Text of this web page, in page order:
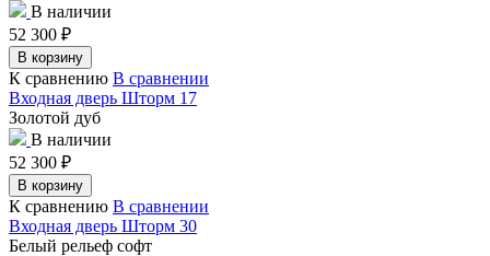
В наличии
52 300 ₽
В корзину
К сравнению В сравнении
Входная дверь Шторм 17
Золотой дуб
В наличии
52 300 ₽
В корзину
К сравнению В сравнении
Входная дверь Шторм 30
Белый рельеф софт